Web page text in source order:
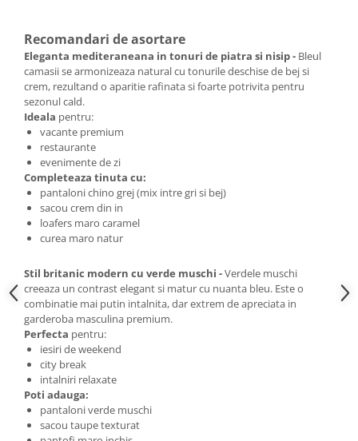
Recomandari de asortare
Eleganta mediteraneana in tonuri de piatra si nisip - Bleul
camasii se armonizeaza natural cu tonurile deschise de bej si
crem, rezultand o aparitie rafinata si foarte potrivita pentru
sezonul cald.
Ideala pentru:
vacante premium
restaurante
evenimente de zi
Completeaza tinuta cu:
pantaloni chino grej (mix intre gri si bej)
sacou crem din in
loafers maro caramel
curea maro natur
Stil britanic modern cu verde muschi -Verdele muschi
creeaza un contrast elegant si matur cu nuanta bleu. Este o
combinatie mai putin intalnita, dar extrem de apreciata in
garderoba masculina premium.
Perfecta pentru:
iesiri de weekend
city break
intalniri relaxate
Poti adauga:
pantaloni verde muschi
sacou taupe texturat